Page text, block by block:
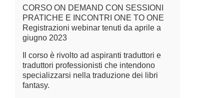
CORSO ON DEMAND CON SESSIONI
PRATICHE E INCONTRI ONE TO ONE
Registrazioni webinar tenuti da aprile a
giugno 2023
Il corso è rivolto ad aspiranti traduttori e
traduttori professionisti che intendono
specializzarsi nella traduzione dei libri
fantasy.